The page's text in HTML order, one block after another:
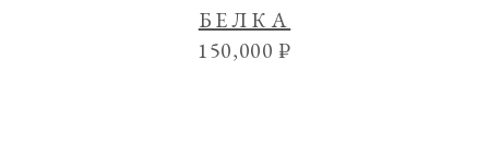
БЕЛКА
150,000₽